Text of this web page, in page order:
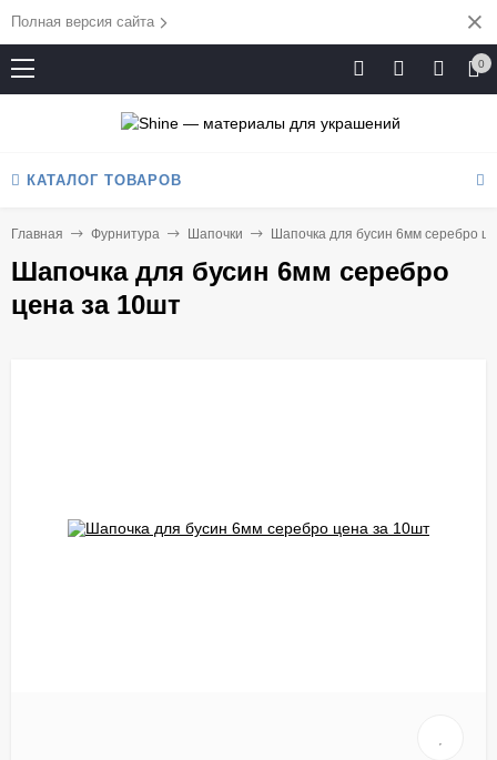
Полная версия сайта
0
КАТАЛОГ ТОВАРОВ
Главная Фурнитура Шапочки Шапочка для бусин 6мм серебро
Шапочка для бусин 6мм серебро
цена за 10шт